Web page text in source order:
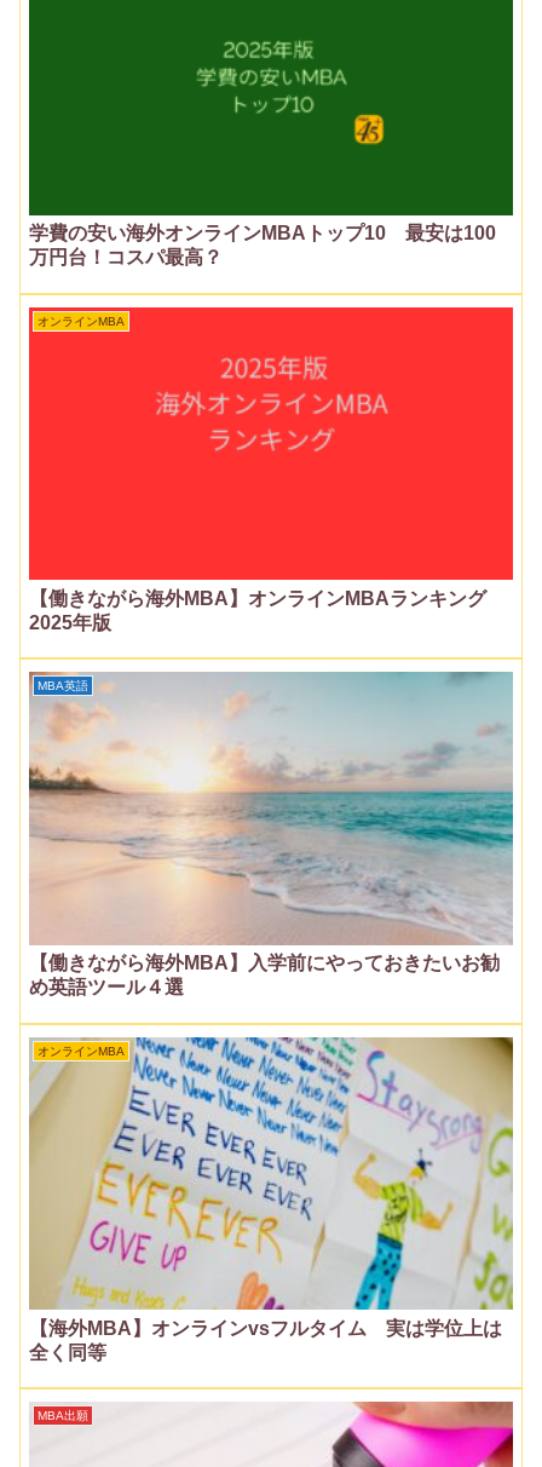
学費の安い海外オンラインMBAトップ10 最安は100
万円台！コスパ最高？
オンラインMBA
【働きながら海外MBA】オンラインMBAランキング
2025年版
MBA英語
【働きながら海外MBA】入学前にやっておきたいお勧
め英語ツール４選
オンラインMBA
【海外MBA】オンラインvsフルタイム 実は学位上は
全く同等
MBA出願